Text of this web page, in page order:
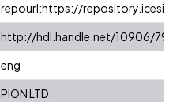
repourl:https://
http://hdl.handle.net/10906/
eng
PION LTD.